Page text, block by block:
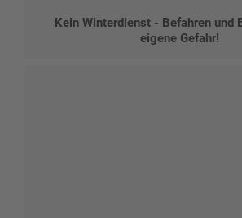
Kein Winterdienst - Befahren und
eigene Gefahr!